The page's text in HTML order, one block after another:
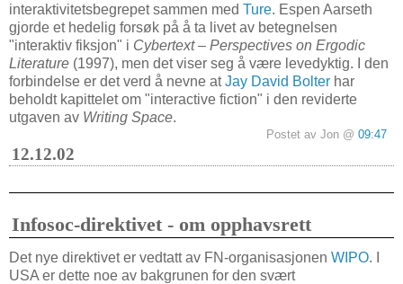
interaktivitetsbegrepet sammen med Ture. Espen Aarseth
gjorde et hedelig forsøk på å ta livet av betegnelsen
"interaktiv fiksjon" i Cybertext – Perspectives on Ergodic
Literature (1997), men det viser seg å være levedyktig. I den
forbindelse er det verd å nevne atJay David Bolter har
beholdt kapittelet om "interactive fiction" i den reviderte
utgaven av Writing Space.
Postet av Jon @ 09:47
12.12.02
Infosoc-direktivet - om opphavsrett
Det nye direktivet er vedtatt av FN-organisasjonen WIPO. I
USA er dette noe av bakgrunen for den svært